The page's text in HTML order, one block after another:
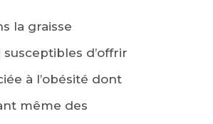
la graisse
d’offrir
à l’obésité dont
même des